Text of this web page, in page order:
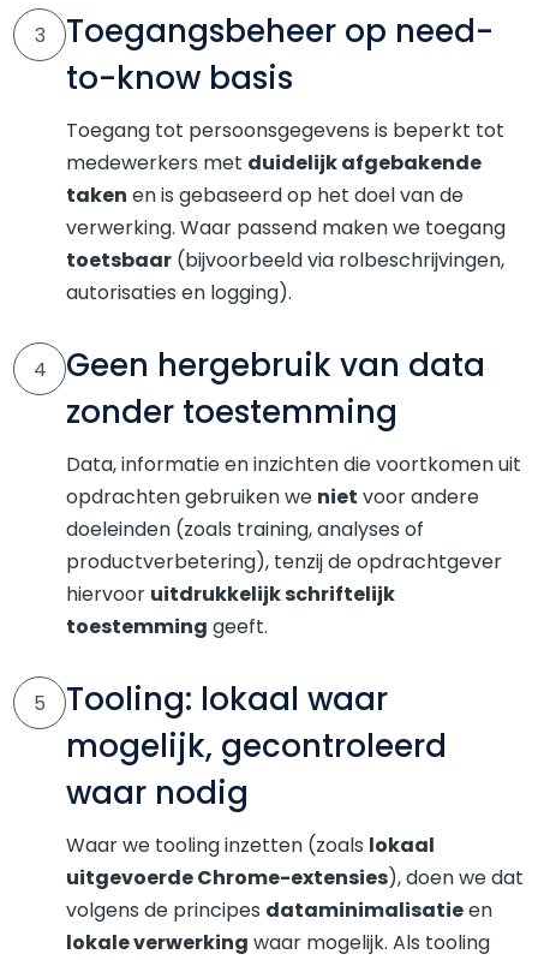
3
Toegangsbeheer op need-
to-know basis
Toegang tot persoonsgegevens is beperkt tot
medewerkers met duidelijk afgebakende
taken en is gebaseerd op het doel van de
verwerking. Waar passend maken we toegang
toetsbaar (bijvoorbeeld via rolbeschrijvingen,
autorisaties en logging).
4
Geen hergebruik van data
zonder toestemming
Data, informatie en inzichten die voortkomen uit
opdrachten gebruiken we niet voor andere
doeleinden (zoals training, analyses of
productverbetering), tenzij de opdrachtgever
hiervoor uitdrukkelijk schriftelijk
toestemming geeft.
5
Tooling: lokaal waar
mogelijk, gecontroleerd
waar nodig
Waar we tooling inzetten (zoals lokaal
uitgevoerde Chrome-extensies), doen we dat
volgens de principes dataminimalisatieen
lokale verwerking waar mogelijk. Als tooling